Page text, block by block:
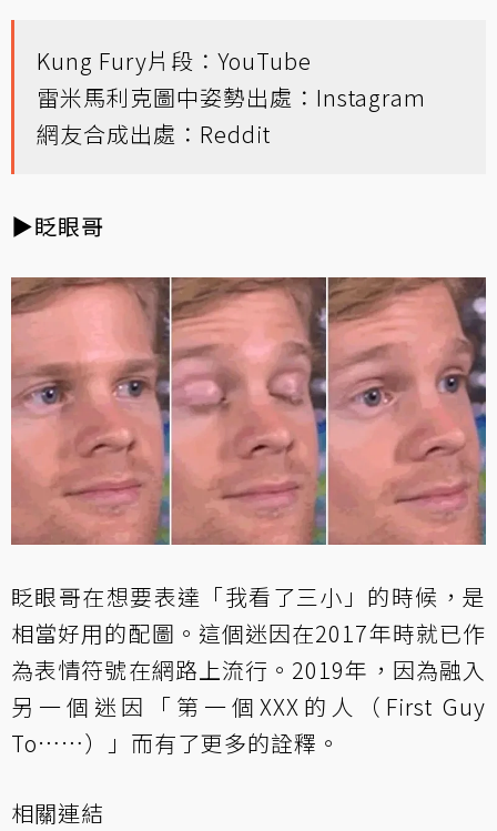
Kung Fury片段： YouTube
雷米馬利克圖中姿勢出處： Instagram
網友合成出處： Reddit
▶眨眼哥
眨眼哥在想要表達「我看了三小」的時候，是
相當好用的配圖。這個迷因在2017年時就已作
為表情符號在網路上流行。2019年，因為融入
另一個迷因「第一個XXX的人（First Guy
To……）」而有了更多的詮釋。
相關連結